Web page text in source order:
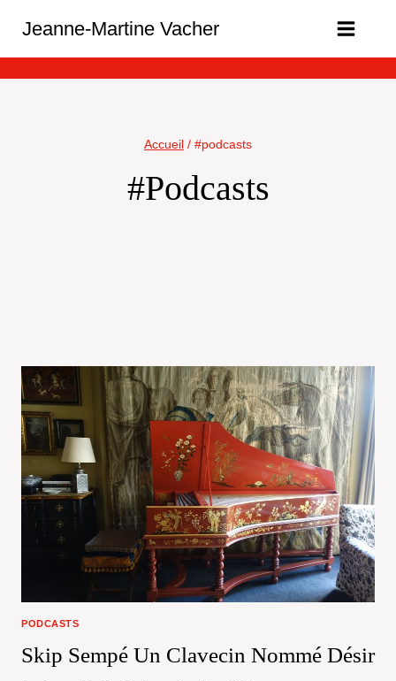
contenu
Jeanne-Martine Vacher
Accueil / #podcasts
#podcasts
PODCASTS
Skip Sempé Un Clavecin Nommé Désir